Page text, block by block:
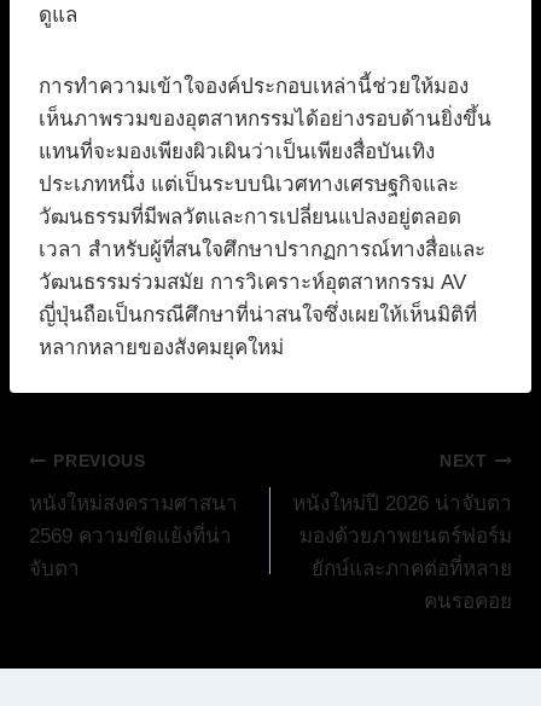
ดูแล
การทำความเข้าใจองค์ประกอบเหล่านี้ช่วยให้มอง
เห็นภาพรวมของอุตสาหกรรมได้อย่างรอบด้านยิ่งขึ้น
แทนที่จะมองเพียงผิวเผินว่าเป็นเพียงสื่อบันเทิง
ประเภทหนึ่ง แต่เป็นระบบนิเวศทางเศรษฐกิจและ
วัฒนธรรมที่มีพลวัตและการเปลี่ยนแปลงอยู่ตลอด
เวลา สำหรับผู้ที่สนใจศึกษาปรากฏการณ์ทางสื่อและ
วัฒนธรรมร่วมสมัย การวิเคราะห์อุตสาหกรรม AV
ญี่ปุ่นถือเป็นกรณีศึกษาที่น่าสนใจซึ่งเผยให้เห็นมิติที่
หลากหลายของสังคมยุคใหม่
แนะแนว
เรื่อง
PREVIOUS
หนังใหม่สงครามศาสนา
2569 ความขัดแย้งที่น่า
จับตา
NEXT
หนังใหม่ปี 2026 น่าจับตา
มองด้วยภาพยนตร์ฟอร์ม
ยักษ์และภาคต่อที่หลาย
คนรอคอย